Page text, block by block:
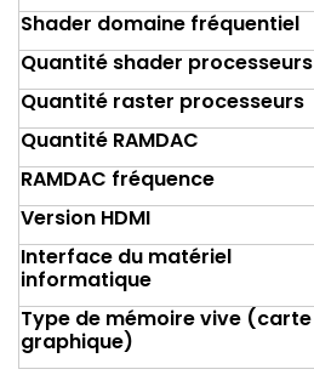
Shader domaine fréquentiel
Quantité shader processeurs
Quantité raster processeurs
Quantité RAMDAC
RAMDAC fréquence
Version HDMI
Interface du matériel
informatique
Type de mémoire vive (carte
graphique)